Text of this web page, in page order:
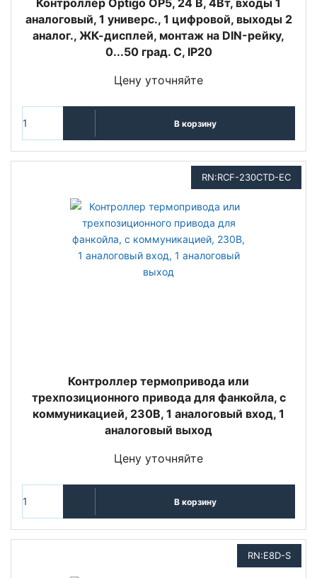
Контроллер Optigo OP5, 24 В, 4Вт, входы 1
аналоговый, 1 универс., 1 цифровой, выходы 2
аналог., ЖК-дисплей, монтаж на DIN-рейку,
0...50 град. C, IP20
Цену уточняйте
В корзину
RN:RCF-230CTD-EC
Контроллер термопривода или
трехпозиционного привода для фанкойла, с
коммуникацией, 230В, 1 аналоговый вход, 1
аналоговый выход
Цену уточняйте
В корзину
RN:E8D-S